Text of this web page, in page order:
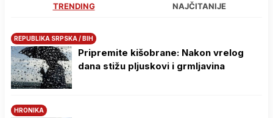
TRENDING NAJČITANIJE
REPUBLIKA SRPSKA / BIH
Pripremite kišobrane: Nakon vrelog
dana stižu pljuskovi i grmljavina
HRONIKA